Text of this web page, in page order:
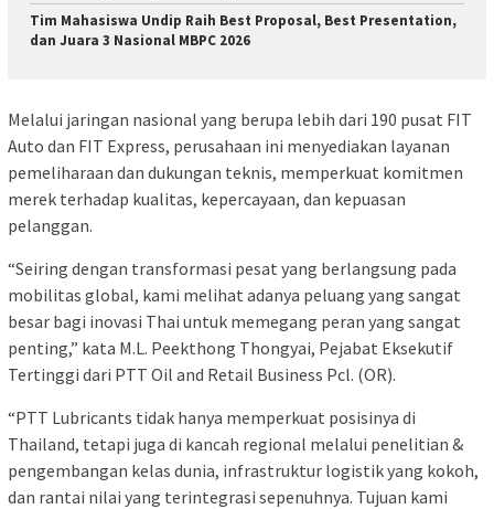
Tim Mahasiswa Undip Raih Best Proposal, Best Presentation,
dan Juara 3 Nasional MBPC 2026
Melalui jaringan nasional yang berupa lebih dari 190 pusat FIT
Auto dan FIT Express, perusahaan ini menyediakan layanan
pemeliharaan dan dukungan teknis, memperkuat komitmen
merek terhadap kualitas, kepercayaan, dan kepuasan
pelanggan.
“Seiring dengan transformasi pesat yang berlangsung pada
mobilitas global, kami melihat adanya peluang yang sangat
besar bagi inovasi Thai untuk memegang peran yang sangat
penting,” kata M.L. Peekthong Thongyai, Pejabat Eksekutif
Tertinggi dari PTT Oil and Retail Business Pcl. (OR).
“PTT Lubricants tidak hanya memperkuat posisinya di
Thailand, tetapi juga di kancah regional melalui penelitian &
pengembangan kelas dunia, infrastruktur logistik yang kokoh,
dan rantai nilai yang terintegrasi sepenuhnya. Tujuan kami